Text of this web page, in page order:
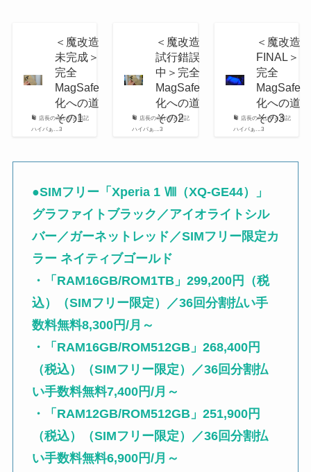
店長のつぶやき日記
ハイパぁ...3
＜魔改造
未完成＞
完全
MagSafe
化への道
その1
店長のつぶやき日記
ハイパぁ...3
＜魔改造
試行錯誤
中＞完全
MagSafe
化への道
その2
店長のつぶやき日記
ハイパぁ...3
＜魔改造
FINAL＞
完全
MagSafe
化への道
その3
●SIMフリー「Xperia 1 Ⅷ（XQ-GE44）」
グラファイトブラック／アイオライトシル
バー／ガーネットレッド／SIMフリー限定カ
ラー ネイティブゴールド
・「RAM16GB/ROM1TB」299,200円（税
込）（SIMフリー限定）／36回分割払い手
数料無料8,300円/月～
・「RAM16GB/ROM512GB」268,400円
（税込）（SIMフリー限定）／36回分割払
い手数料無料7,400円/月～
・「RAM12GB/ROM512GB」251,900円
（税込）（SIMフリー限定）／36回分割払
い手数料無料6,900円/月～